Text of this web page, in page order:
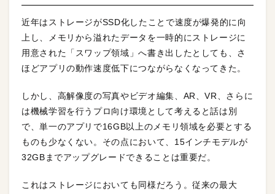
近年はストレージがSSD化したことで速度が爆発的に向
上し、メモリから溢れたデータを一時的にストレージに
用意された「スワップ領域」へ書き出したとしても、さ
ほどアプリの動作速度低下につながらなくなってきた。
しかし、高解像度の写真やビデオ編集、AR、VR、さらに
は機械学習を行うプロ向け環境として考えると話は別
で、単一のアプリで16GB以上のメモリ領域を必要とする
ものも少なくない。その点において、15インチモデルが
32GBまでアップグレードできることは重要だ。
これはストレージにおいても同様だろう。従来の最大